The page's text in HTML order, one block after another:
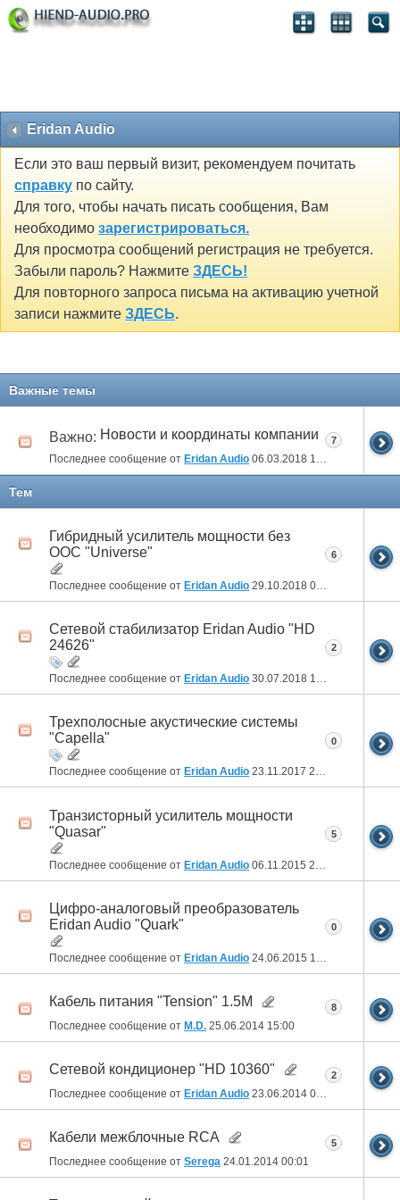
Eridan Audio
Если это ваш первый визит, рекомендуем почитать
справку по сайту.
Для того, чтобы начать писать сообщения, Вам
необходимо зарегистрироваться.
Для просмотра сообщений регистрация не требуется.
Забыли пароль? Нажмите ЗДЕСЬ!
Для повторного запроса письма на активацию учетной
записи нажмите ЗДЕСЬ.
Важные темы
Важно: Новости и координаты компании
Последнее сообщение от Eridan Audio 06.03.2018 10:12
7
Тем
Гибридный усилитель мощности без
ООС "Universe"
Последнее сообщение от Eridan Audio 29.10.2018 09:32
6
Сетевой стабилизатор Eridan Audio "HD
24626"
Последнее сообщение от Eridan Audio 30.07.2018 15:32
2
Трехполосные акустические системы
"Capella"
Последнее сообщение от Eridan Audio 23.11.2017 22:56
0
Транзисторный усилитель мощности
"Quasar"
Последнее сообщение от Eridan Audio 06.11.2015 21:07
5
Цифро-аналоговый преобразователь
Eridan Audio "Quark"
Последнее сообщение от Eridan Audio 24.06.2015 10:56
0
Кабель питания "Tension" 1.5M
Последнее сообщение от M.D. 25.06.2014 15:00
8
Сетевой кондиционер "HD 10360"
Последнее сообщение от Eridan Audio 23.06.2014 09:17
2
Кабели межблочные RCA
Последнее сообщение от Serega 24.01.2014 00:01
5